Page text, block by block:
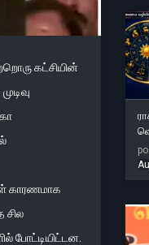
கட்சியின்
காரணமாக
சில
போட்டியிட்டன.